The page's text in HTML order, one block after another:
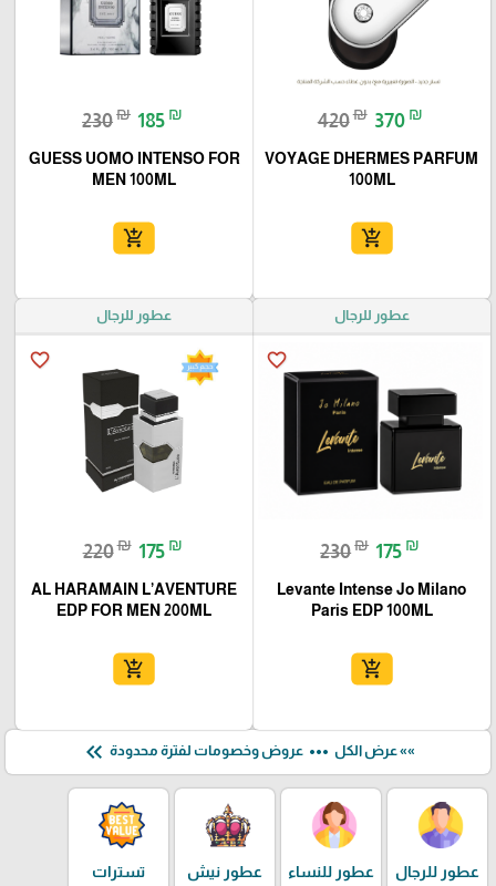
420₪ 370 ₪
VOYAGE DHERMES PARFUM
100ML
add_shopping_cart
230₪ 185 ₪
GUESS UOMO INTENSO FOR
MEN 100ML
add_shopping_cart
عطور للرجال
favorite_border
230₪ 175 ₪
Levante Intense Jo Milano
Paris EDP 100ML
add_shopping_cart
عطور للرجال
favorite_border
220₪ 175 ₪
AL HARAMAIN L’AVENTURE
EDP FOR MEN 200ML
add_shopping_cart
»» عرض الكل more_horiz عروض وخصومات لفترة محدودة keyboard_double_arrow_left
عطور للرجال عطور للنساء عطور نيش تسترات